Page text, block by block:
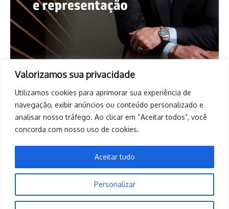
Valorizamos sua privacidade
Utilizamos cookies para aprimorar sua experiência de
navegação, exibir anúncios ou conteúdo personalizado e
analisar nosso tráfego. Ao clicar em “Aceitar todos”, você
concorda com nosso uso de cookies.
Personalizar
Aceitar tudo